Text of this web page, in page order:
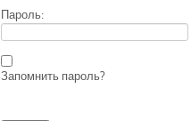
Пароль:
Запомнить пароль?